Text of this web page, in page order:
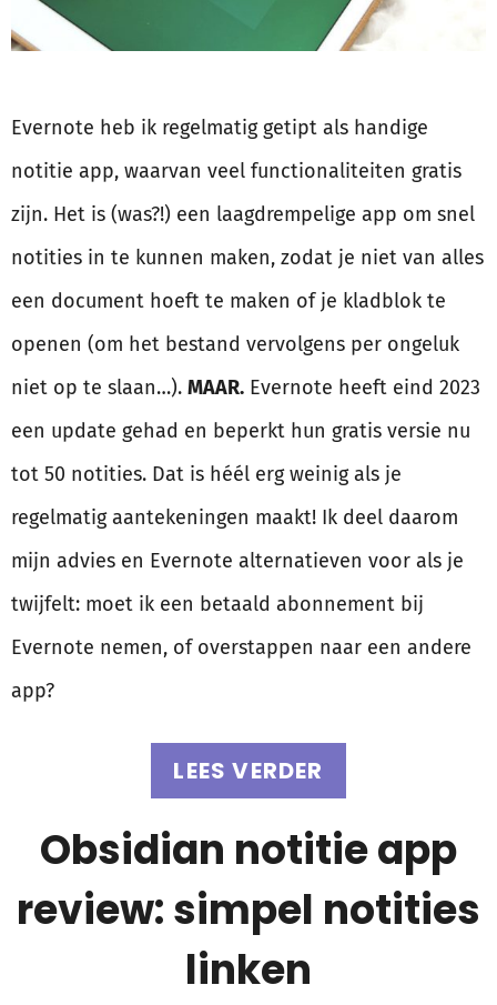
Evernote heb ik regelmatig getipt als handige
notitie app, waarvan veel functionaliteiten gratis
zijn. Het is (was?!) een laagdrempelige app om snel
notities in te kunnen maken, zodat je niet van alles
een document hoeft te maken of je kladblok te
openen (om het bestand vervolgens per ongeluk
niet op te slaan…). MAAR. Evernote heeft eind 2023
een update gehad en beperkt hun gratis versie nu
tot 50 notities. Dat is héél erg weinig als je
regelmatig aantekeningen maakt! Ik deel daarom
mijn advies en Evernote alternatieven voor als je
twijfelt: moet ik een betaald abonnement bij
Evernote nemen, of overstappen naar een andere
app?
LEES VERDER
Obsidian notitie app
review: simpel notities
linken